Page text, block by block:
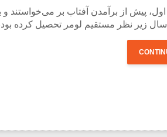
پیش از برآمدن آفتاب بر
نظر مستقیم لومر تحصیل کرده بودند،